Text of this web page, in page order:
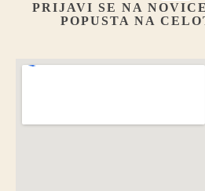
PRIJAVI SE NA
POPUSTA NA